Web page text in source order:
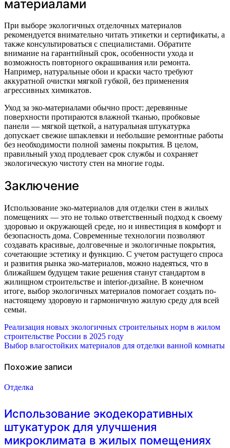
материалами
При выборе экологичных отделочных материалов
рекомендуется внимательно читать этикетки и сертификаты, а
также консультироваться с специалистами. Обратите
внимание на гарантийный срок, особенности ухода и
возможность повторного окрашивания или ремонта.
Например, натуральные обои и краски часто требуют
аккуратной очистки мягкой губкой, без применения
агрессивных химикатов.
Уход за эко-материалами обычно прост: деревянные
поверхности протираются влажной тканью, пробковые
панели — мягкой щеткой, а натуральная штукатурка
допускает свежие шпаклевки и небольшие ремонтные работы
без необходимости полной замены покрытия. В целом,
правильный уход продлевает срок службы и сохраняет
экологическую чистоту стен на многие годы.
Заключение
Использование эко-материалов для отделки стен в жилых
помещениях — это не только ответственный подход к своему
здоровью и окружающей среде, но и инвестиция в комфорт и
безопасность дома. Современные технологии позволяют
создавать красивые, долговечные и экологичные покрытия,
сочетающие эстетику и функцию. С учетом растущего спроса
и развития рынка эко-материалов, можно надеяться, что в
ближайшем будущем такие решения станут стандартом в
жилищном строительстве и interior-дизайне. В конечном
итоге, выбор экологичных материалов помогает создать по-
настоящему здоровую и гармоничную жилую среду для всей
семьи.
Навигация
по
Реализация новых экологичных строительных норм в жилом
строительстве России в 2025 году
Выбор влагостойких материалов для отделки ванной комнаты
Похожие записи
Отделка
Использование экодекоративных
штукатурок для улучшения
микроклимата в жилых помещениях